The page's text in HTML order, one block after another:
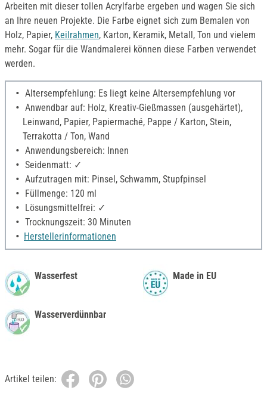
Arbeiten mit dieser tollen Acrylfarbe ergeben und wagen Sie sich
an Ihre neuen Projekte. Die Farbe eignet sich zum Bemalen von
Holz, Papier, Keilrahmen, Karton, Keramik, Metall, Ton und vielem
mehr. Sogar für die Wandmalerei können diese Farben verwendet
werden.
Altersempfehlung: Es liegt keine Altersempfehlung vor
Anwendbar auf: Holz, Kreativ-Gießmassen (ausgehärtet),
Leinwand, Papier, Papiermaché, Pappe / Karton, Stein,
Terrakotta / Ton, Wand
Anwendungsbereich: Innen
Seidenmatt: ✓
Aufzutragen mit: Pinsel, Schwamm, Stupfpinsel
Füllmenge: 120 ml
Lösungsmittelfrei: ✓
Trocknungszeit: 30 Minuten
Herstellerinformationen
Wasserfest
Wasserverdünnbar
Made in EU
Artikel teilen: